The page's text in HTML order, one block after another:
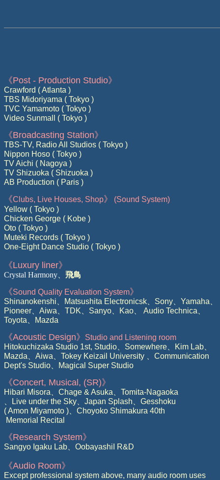
《Post - Production Studio》
Crawford ( Atlanta )
TBS Midoriyama ( Tokyo )
TVC Yamamoto ( Tokyo )
Video Sunmall ( Tokyo )
《Broadcasting Station》
TBS-TV, Radio All Studios ( Tokyo )
Nippon Hoso ( Tokyo )
TV Aichi ( Nagoya )
TV Shizuoka ( Shizuoka )
AB Production ( Paris )
《Clubs, Live Houses, Shop》
(Sound System)
Yellow ( Tokyo )
Chicken George ( Kobe )
Oto ( Tokyo )
Muteki Records ( Tokyo )
One-Eight Dance Studio ( Tokyo )
《Luxury liner》
Crystal Harmony 飛鳥
《Sound Quality Evaluation System》
Shinanokenshi Matsushita Electronicsk Sony Yamaha
Pioneer
Aiwa TDK Sanyo Kao Audio Technica
Toyota
Mazda
《Acoustic Design》
Studio and Listening room
Hitokuchizaka Studio 1st, Studio Somewhere Kim Lab
Mazda
Aiwa Tokey Keizail University
Communication
Dept's Studio
Magical Super Studio
《Concert, Musical, (SR)》
Hibari Misora Chage & Asuka
Tomita-Nagaoka
Live under the Sky Japan Splash
Gesshoku
( Amon Miyamoto )
Choyoko Shimakura 40th
Memorial Recital
《Research System》
Sangyo Igaku Lab OobayashiI R&D
《Audio Room》
Except professional system above, many audio room uses